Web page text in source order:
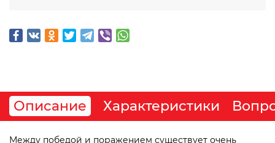
Описание Характеристики
Между победой и поражением существует очень